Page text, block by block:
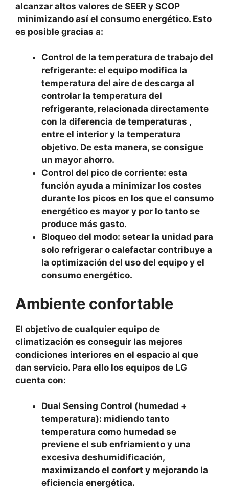
alcanzar altos valores de SEER y SCOP
minimizando así el consumo energético. Esto
es posible gracias a:
Control de la temperatura de trabajo del
refrigerante: el equipo modifica la
temperatura del aire de descarga al
controlar la temperatura del
refrigerante, relacionada directamente
con la diferencia de temperaturas ,
entre el interior y la temperatura
objetivo. De esta manera, se consigue
un mayor ahorro.
Control del pico de corriente: esta
función ayuda a minimizar los costes
durante los picos en los que el consumo
energético es mayor y por lo tanto se
produce más gasto.
Bloqueo del modo: setear la unidad para
solo refrigerar o calefactar contribuye a
la optimización del uso del equipo y el
consumo energético.
Ambiente confortable
El objetivo de cualquier equipo de
climatización es conseguir las mejores
condiciones interiores en el espacio al que
dan servicio. Para ello los equipos de LG
cuenta con:
Dual Sensing Control (humedad +
temperatura): midiendo tanto
temperatura como humedad se
previene el sub enfriamiento y una
excesiva deshumidificación,
maximizando el confort y mejorando la
eficiencia energética.